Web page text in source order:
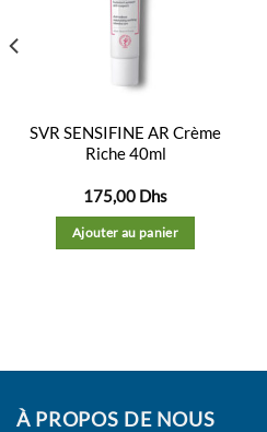
SVR SENSIFINE AR Crème
Riche 40ml
175,00 Dhs
Ajouter au panier
À PROPOS DE NOUS